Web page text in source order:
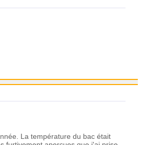
La température du bac était